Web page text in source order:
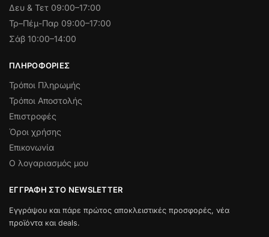
Δευ & Τετ 09:00–17:00
Τρ–Πέμ-Παρ 09:00–17:00
Σάβ 10:00–14:00
ΠΛΗΡΟΦΟΡΊΕΣ
Τρόποι Πληρωμής
Τρόποι Αποστολής
Επιστροφές
Όροι χρήσης
Επικονωνία
Ο λογαριασμός μου
ΕΓΓΡΑΦΉ ΣΤΟ NEWSLETTER
Εγγράψου και πάρε πρώτος αποκλειστικές προσφορές, νέα
προϊόντα και deals.